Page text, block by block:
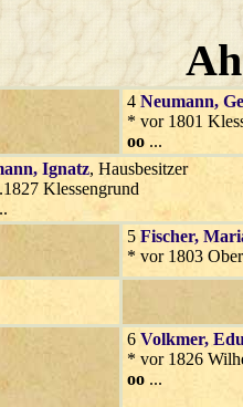
4 Neumann,
* vor 1801
oo ...
, Ignatz, Hausbesitzer
Klessengrund
5 Fischer,
* vor 1803
6 Volkmer,
* vor 1826
oo ...